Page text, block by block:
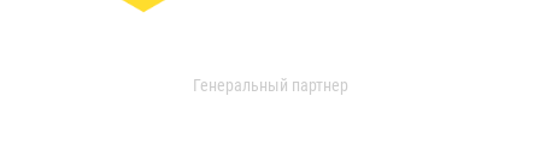
Генеральный партнер